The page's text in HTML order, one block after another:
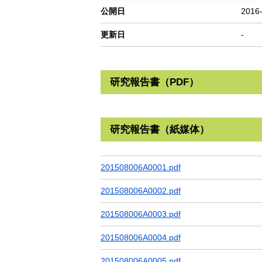
公開日
更新日 -
研究報告書（PDF）
研究報告書（紙媒体）
201508006A0001.pdf
201508006A0002.pdf
201508006A0003.pdf
201508006A0004.pdf